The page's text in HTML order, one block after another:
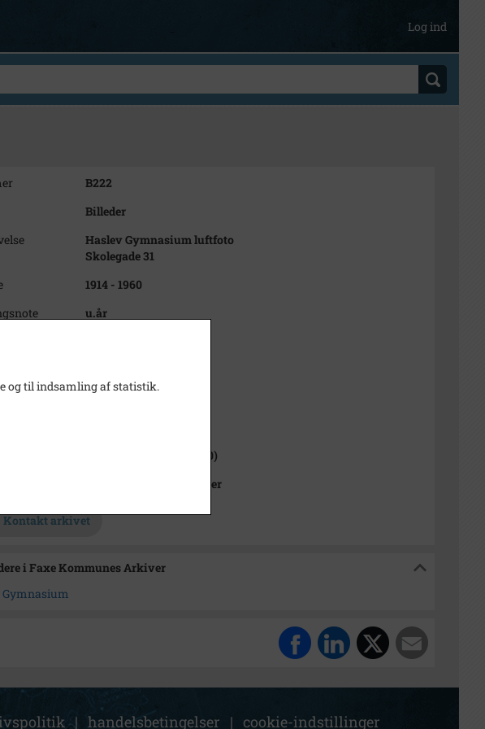
Log ind
B222
Billeder
Haslev Gymnasium luftfoto
Skolegade 31
1914 - 1960
u.år
Haslev Sogn (1000-2050)
Faxe Kommunes Arkiver
Kontakt arkivet
i Faxe Kommunes Arkiver
Gymnasium
| handelsbetingelser | cookie-indstillinger
og til indsamling af statistik.